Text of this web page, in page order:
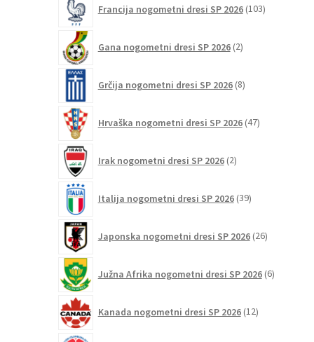
Francija nogometni dresi SP 2026 103izdelki
Gana nogometni dresi SP 2026 2izdelka
Grčija nogometni dresi SP 2026 8izdelkov
Hrvaška nogometni dresi SP 2026 47izdelkov
Irak nogometni dresi SP 2026 2izdelka
Italija nogometni dresi SP 2026 39izdelkov
Japonska nogometni dresi SP 2026 26izdelkov
Južna Afrika nogometni dresi SP 2026 6izdelkov
Kanada nogometni dresi SP 2026 12izdelkov